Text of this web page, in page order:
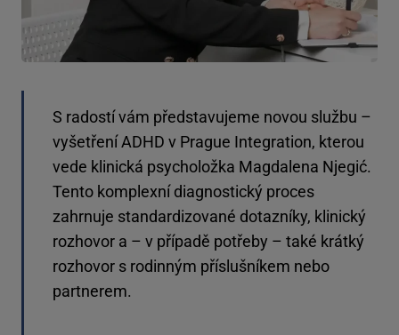
S radostí vám představujeme novou službu –
vyšetření ADHD v Prague Integration, kterou
vede klinická psycholožka Magdalena Njegić.
Tento komplexní diagnostický proces
zahrnuje standardizované dotazníky, klinický
rozhovor a – v případě potřeby – také krátký
rozhovor s rodinným příslušníkem nebo
partnerem.